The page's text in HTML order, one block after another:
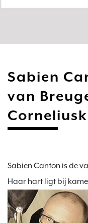
Sabien
van
Sabien Canton is de
Haar hart ligt bij